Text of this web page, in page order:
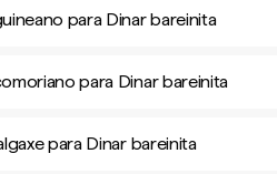
para Dinar bareinita
para Dinar bareinita
para Dinar bareinita